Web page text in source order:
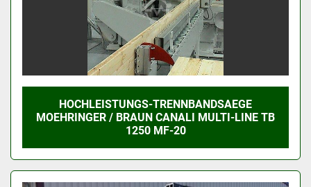
HOCHLEISTUNGS-TRENNBANDSAEGE
MOEHRINGER / BRAUN CANALI MULTI-LINE TB
1250 MF-20